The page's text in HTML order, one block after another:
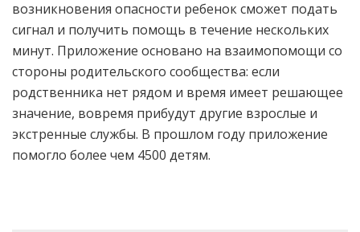
возникновения опасности ребенок сможет подать
сигнал и получить помощь в течение нескольких
минут. Приложение основано на взаимопомощи со
стороны родительского сообщества: если
родственника нет рядом и время имеет решающее
значение, вовремя прибудут другие взрослые и
экстренные службы. В прошлом году приложение
помогло более чем 4500 детям.